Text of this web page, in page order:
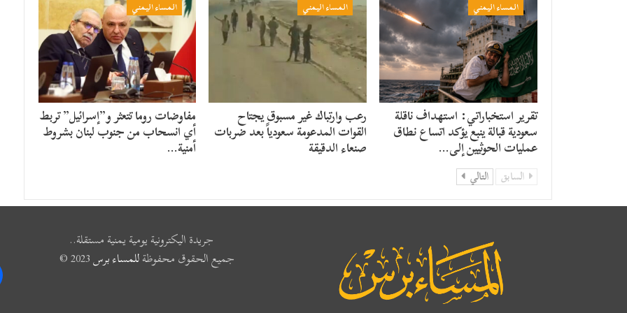
المساء اليمني
تقرير استخباراتي: استهداف ناقلة
سعودية قبالة ينبع يؤكد اتساع نطاق
عمليات الحوثيين إلى…
المساء اليمني
رعب وارتباك غير مسبوق يجتاح
القوات المدعومة سعودياً بعد ضربات
صنعاء الدقيقة
المساء اليمني
مفاوضات روما تتعثر و”إسرائيل” تربط
أي انسحاب من جنوب لبنان بشروط
أمنية…
السابق التالي
جريدة اليكترونية يومية يمنية مستقلة..
جميع الحقوق محفوظةللمساء برس